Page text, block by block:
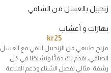
زنجبيل بالعسل من الشامي
بهارات و أعشاب
kr25
مزيج طبيعي من الزنجبيل النقي مع العسل
الصافي، يقدم لك دفئًا ونشاطًا في كل
رشفة. مثالي لفصل الشتاء ودعم المناعة.